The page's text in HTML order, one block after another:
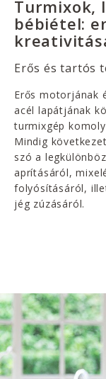
Turmixok,
bébiétel:
Erős és tartós
Erős motorjának
acél lapátjának
turmixgép
Mindig
szó a
aprításáról,
folyósításáról,
jég zúzásáról.